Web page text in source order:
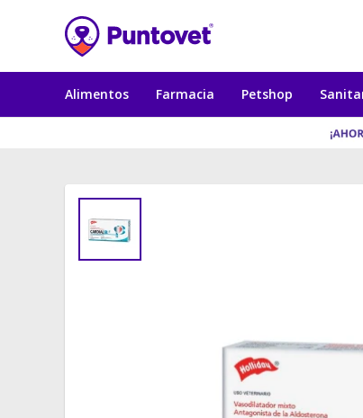
Alimentos Farmacia Petshop